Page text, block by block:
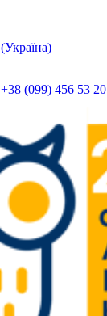
+38 (099) 456 53 20